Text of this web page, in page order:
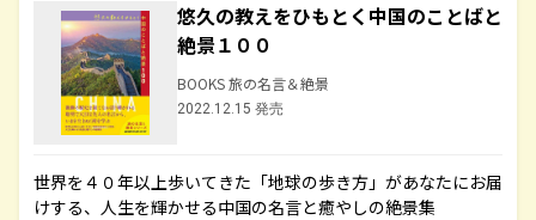
悠久の教えをひもとく中国のことばと
絶景１００
BOOKS 旅の名言＆絶景
2022.12.15 発売
世界を４０年以上歩いてきた「地球の歩き方」があなたにお届
けする、人生を輝かせる中国の名言と癒やしの絶景集